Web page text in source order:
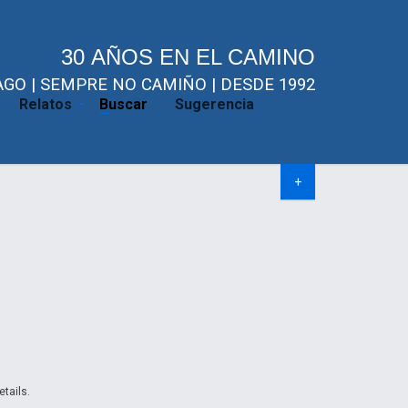
30 AÑOS EN EL CAMINO
| SEMPRE NO CAMIÑO | DESDE 1992
Relatos Buscar Sugerencia
+